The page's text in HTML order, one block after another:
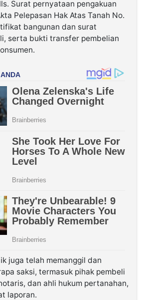
Surat pernyataan pengakuan
Pelepasan Hak Atas Tanah No.
bangunan dan surat
serta bukti transfer pembelian
juga telah memanggil dan
saksi, termasuk pihak pembeli
dan ahli hukum pertanahan,
laporan.